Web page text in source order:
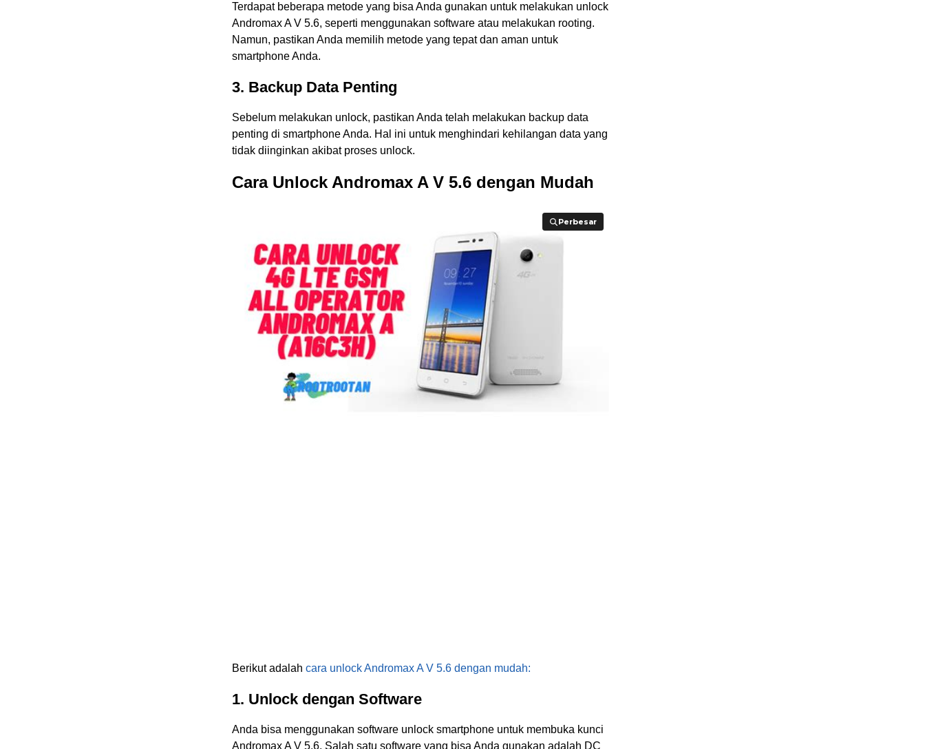
Terdapat beberapa metode yang bisa Anda gunakan untuk melakukan unlock
Andromax A V 5.6, seperti menggunakan software atau melakukan rooting.
Namun, pastikan Anda memilih metode yang tepat dan aman untuk
smartphone Anda.
3. Backup Data Penting
Sebelum melakukan unlock, pastikan Anda telah melakukan backup data
penting di smartphone Anda. Hal ini untuk menghindari kehilangan data yang
tidak diinginkan akibat proses unlock.
Cara Unlock Andromax A V 5.6 dengan Mudah
Perbesar
Perbesar
Berikut adalah cara unlock Andromax A V 5.6 dengan mudah:
1. Unlock dengan Software
Anda bisa menggunakan software unlock smartphone untuk membuka kunci
Andromax A V 5.6. Salah satu software yang bisa Anda gunakan adalah DC